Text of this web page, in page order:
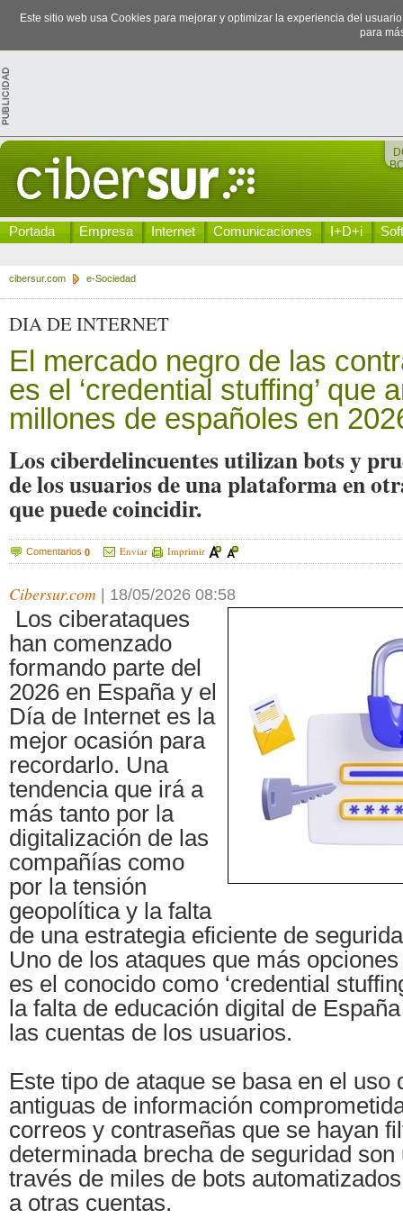
Este sitio web usa Cookies para mejorar y optimizar la experiencia del
para
Portada Empresa Internet Comunicaciones I+D+i
cibersur.com e-Sociedad
DIA DE INTERNET
El mercado negro de las
es el ‘credential stuffing’ que
millones de españoles en
Los ciberdelincuentes utilizan bots y
de los usuarios de una plataforma en
que puede coincidir.
Comentarios 0 Enviar Imprimir
Cibersur.com 18/05/2026 08:58
Los ciberataques
han comenzado
formando parte del
2026 en España y el
Día de Internet es la
mejor ocasión para
recordarlo. Una
tendencia que irá a
más tanto por la
digitalización de las
compañías como
por la tensión
geopolítica y la falta
de una estrategia eficiente de
Uno de los ataques que más
es el conocido como ‘credential
la falta de educación digital de
las cuentas de los usuarios.
Este tipo de ataque se basa en el uso
antiguas de información
correos y contraseñas que se hayan
determinada brecha de seguridad
través de miles de bots
a otras cuentas.